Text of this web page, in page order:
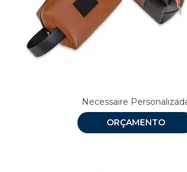
Necessaire
ORÇAMENTO